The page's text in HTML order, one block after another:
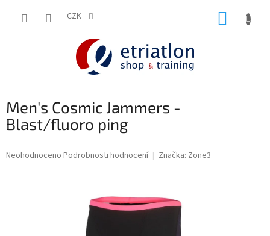
CZK
Men's Cosmic Jammers -
Blast/fluoro ping
Průměrné
Neohodnoceno Podrobnosti hodnocení Značka: Zone3
shop.etriatlon.cz - Chat